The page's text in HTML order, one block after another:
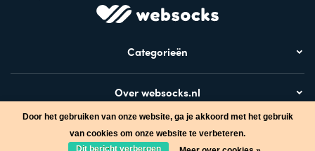
Categorieën
Over websocks.nl
Bezoek ook
Door het gebruiken van onze website, ga je akkoord met het gebruik
van cookies om onze website te verbeteren.
Dit bericht verbergen